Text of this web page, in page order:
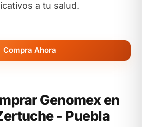
a tu salud.
Compra Ahora
Genomex en
- Puebla